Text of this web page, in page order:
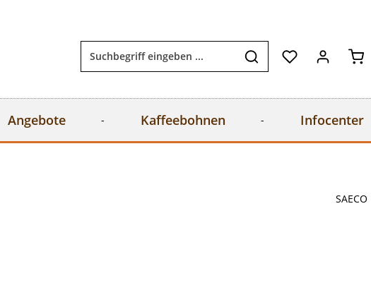
Angebote Kaffeebohnen Infocenter
SAECO